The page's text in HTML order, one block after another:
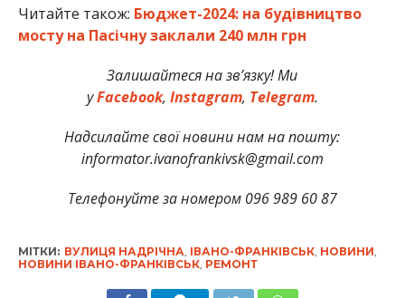
Читайте також: Бюджет-2024: на будівництво
мосту на Пасічну заклали 240 млн грн
Залишайтеся на зв’язку! Ми
уFacebook, Instagram, Telegram.
Надсилайте свої новини нам на пошту:
informator.ivanofrankivsk@gmail.com
Телефонуйте за номером 096 989 60 87
МІТКИ: ВУЛИЦЯ НАДРІЧНА ІВАНО-ФРАНКІВСЬК, НОВИНИ
НОВИНИ ІВАНО-ФРАНКІВСЬК, РЕМОНТ